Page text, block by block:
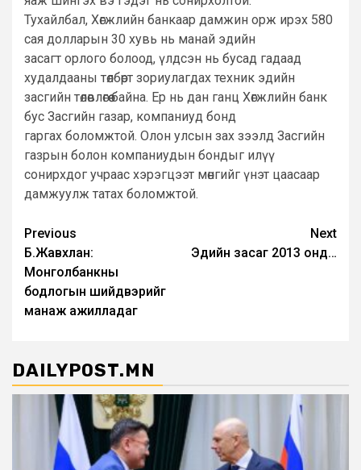
Тухайлбал, Хөгжлийн банкаар дамжин орж ирэх 580
сая долларын 30 хувь нь манай эдийн
засагт орлого болоод, үлдсэн нь бусад гадаад
худалдааны төлбөрт зориулагдах техник эдийн
засгийн төлөвлөгөө байна. Ер нь дан ганц Хөгжлийн банк
бус Засгийн газар, компаниуд бонд
гаргах боломжтой. Олон улсын зах зээлд Засгийн
газрын болон компаниудын бондыг илүү
сонирхдог учраас хэрэгцээт мөнгийг үнэт цаасаар
дамжуулж татах боломжтой.
Post
navigation
Previous
Б.Жавхлан:
Монголбанкны
бодлогын шийдвэрийг
манаж ажилладаг
Next
Эдийн засаг 2013 онд…
DAILYPOST.MN